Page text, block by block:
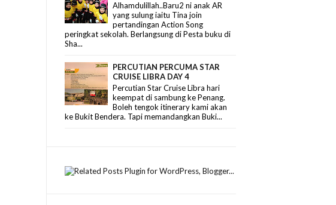
Alhamdulillah..Baru2 ni anak AR
yang sulung iaitu Tina join
pertandingan Action Song
peringkat sekolah. Berlangsung di Pesta buku di
Sha...
PERCUTIAN PERCUMA STAR
CRUISE LIBRA DAY 4
Percutian Star Cruise Libra hari
keempat di sambung ke Penang.
Boleh tengok itinerary kami akan
ke Bukit Bendera. Tapi memandangkan Buki...